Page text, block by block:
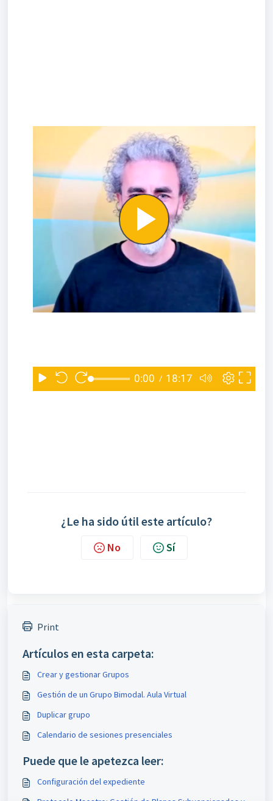
¿Le ha sido útil este artículo?
No Sí
Print
Artículos en esta carpeta:
Crear y gestionar Grupos
Gestión de un Grupo Bimodal. Aula Virtual
Duplicar grupo
Calendario de sesiones presenciales
Puede que le apetezca leer:
Configuración del expediente